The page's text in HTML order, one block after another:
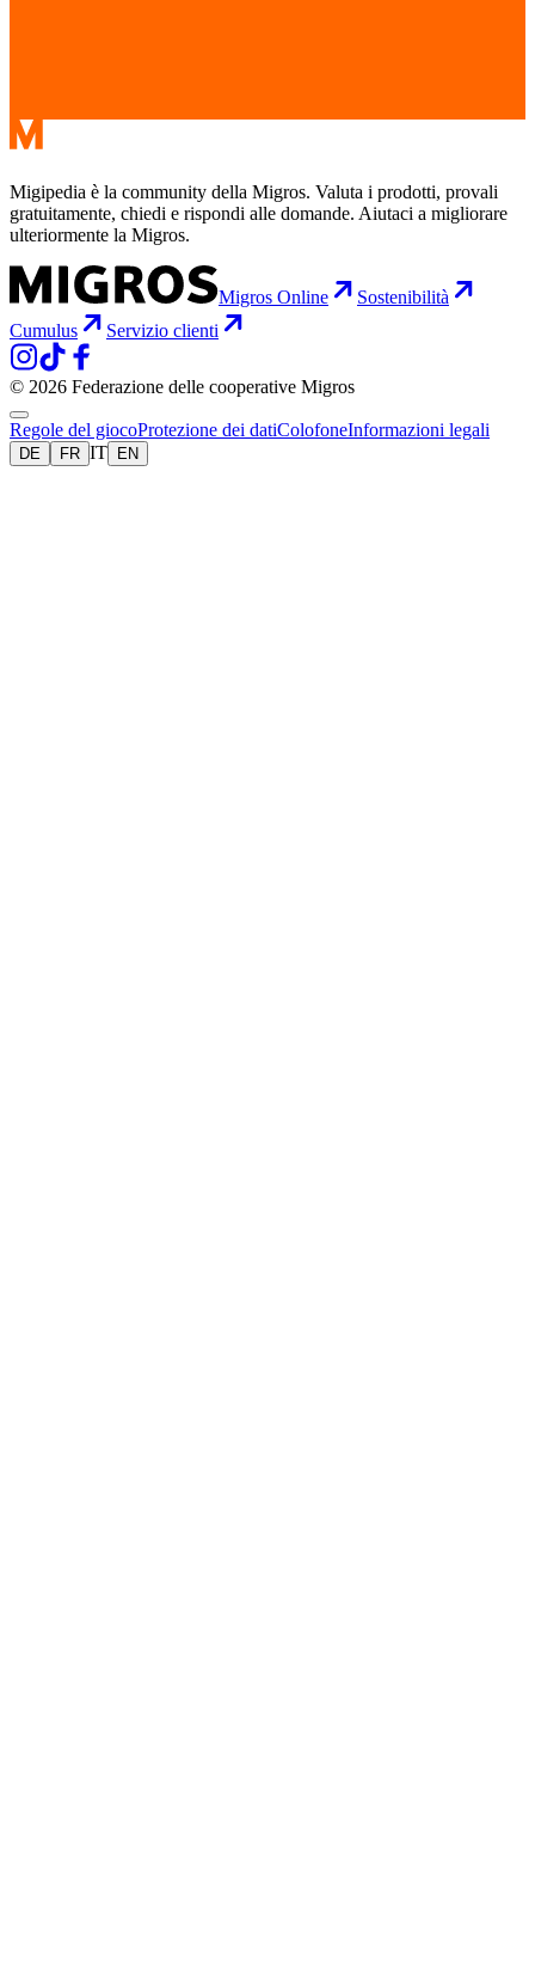
Migipedia è la community della Migros. Valuta i prodotti, provali
gratuitamente, chiedi e rispondi alle domande. Aiutaci a migliorare
ulteriormente la Migros.
Migros Online
Sostenibilità
Cumulus
Servizio clienti
© 2026 Federazione delle cooperative Migros
Regole del giocoProtezione dei datiColofoneInformazioni legali
DE FR IT EN